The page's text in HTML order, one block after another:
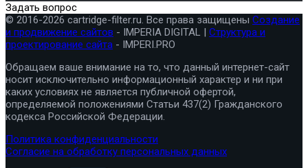
Задать вопрос
© 2016-2026 cartridge-filter.ru. Все права защищены Создание
и продвижение сайтов - IMPERIA DIGITAL | Структура и
проектирование сайта - IMPERI.PRO
Обращаем ваше внимание на то, что данный интернет-сайт
носит исключительно информационный характер и ни при
каких условиях не является публичной офертой,
определяемой положениями Статьи 437(2) Гражданского
кодекса Российской Федерации.
Политика конфиденциальности
Согласие на обработку персональных данных